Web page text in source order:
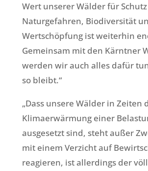
Wert unserer Wälder für
Naturgefahren, Biodiversität
Wertschöpfung ist weiterhin
Gemeinsam mit den Kärntner
werden wir auch alles dafür
so bleibt.“
„Dass unsere Wälder in Zeiten
Klimaerwärmung einer
ausgesetzt sind, steht außer
mit einem Verzicht auf
reagieren, ist allerdings der